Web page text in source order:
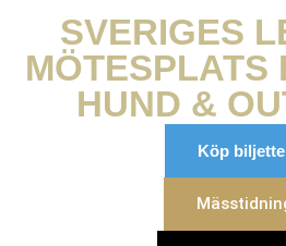
SVERIGES
MÖTESPLATS
HUND &
Köp